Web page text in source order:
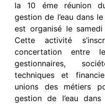
la 10 éme réunion
gestion de l’eau dans
est organisé le
Cette activité
concertation entre
gestionnaires,
techniques et
unions des métiers
gestion de l’eau